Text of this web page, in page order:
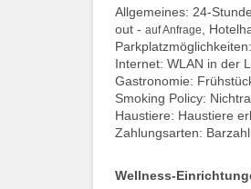
Allgemeines: 24-
out - auf Anfrage
,
Internet: WLAN in der
Gastronomie:
Smoking Policy:
Haustiere: Haustiere
Zahlungsarten:
Wellness-